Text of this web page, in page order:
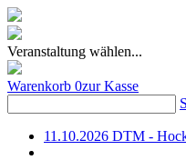
Veranstaltung wählen...
Warenkorb 0zur Kasse
11.10.2026 DTM -